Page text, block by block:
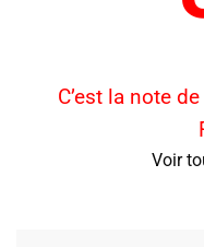
C’est la note
Voir